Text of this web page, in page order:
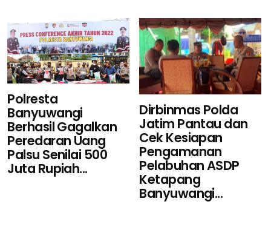
Polresta
Banyuwangi
Berhasil Gagalkan
Peredaran Uang
Palsu Senilai 500
Juta Rupiah...
Dirbinmas Polda
Jatim Pantau dan
Cek Kesiapan
Pengamanan
Pelabuhan ASDP
Ketapang
Banyuwangi...